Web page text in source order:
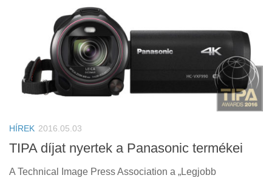
Firmware
Tudástár
Érdekességek
Helyszíni Riport
E-BB
HÍREK 2016.05.03
TIPA díjat nyertek a Panasonic termékei
A Technical Image Press Association a „Legjobb